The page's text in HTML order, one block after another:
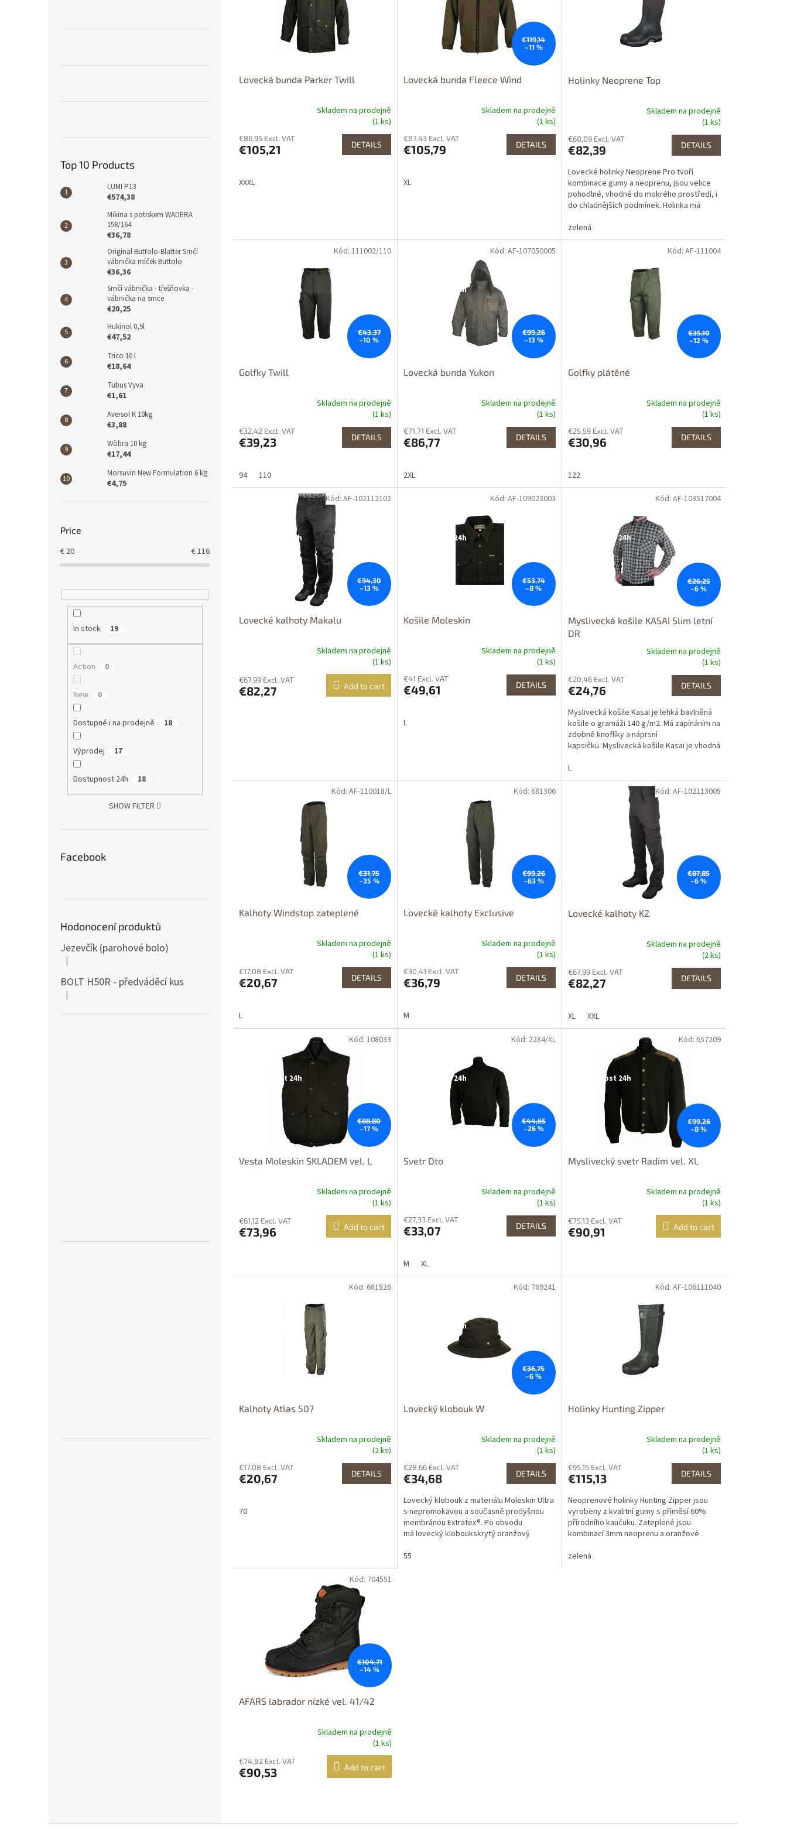
Top 10 Products
LUMI P13
€574,38
Mikina s potiskem WADERA
158/164
€36,78
Original Buttolo-Blatter Srnčí
vábnička míček Buttolo
€36,36
Srnčí vábnička - třešňovka -
vábnička na srnce
€20,25
Hukinol 0,5l
€47,52
Trico 10 l
€18,64
Tubus Vyva
€1,61
Aversol K 10kg
€3,88
Wöbra 10 kg
€17,44
Morsuvin New Formulation 6 kg
€4,75
Price
€ 20 €116
In stock 19
Action 0
New 0
Dostupné i na prodejně 18
Výprodej 17
Dostupnost 24h 18
SHOW FILTER
Facebook
Hodonocení produktů
Jezevčík (parohové bolo)
The product rating is 5 out of 5 stars.
|
BOLT H50R - předváděcí kus
The product rating is 5 out of 5 stars.
|
Lovecká bunda Parker Twill
Skladem na prodejně
(1 ks)
€86,95 Excl. VAT
€105,21 DETAILS
XXXL
€119,14
–11 %
Lovecká bunda Fleece Wind
Skladem na prodejně
(1 ks)
€87,43 Excl. VAT
€105,79 DETAILS
XL
Holinky Neoprene Top
Skladem na prodejně
(1 ks)
€68,09 Excl. VAT
€82,39 DETAILS
Lovecké holinky Neoprene Pro tvoří
kombinace gumy a neoprenu, jsou velice
pohodlné, vhodné do mokrého prostředí, i
do chladnějších podmínek. Holinka má
zelená
Dostupnost 24h
€43,37
–10 %
Golfky Twill
Skladem na prodejně
(1 ks)
€32,42 Excl. VAT
€39,23 DETAILS
94 110
Kód: 111002/110
Dostupnost 24h
€99,26
–13 %
Lovecká bunda Yukon
Skladem na prodejně
(1 ks)
€71,71 Excl. VAT
€86,77 DETAILS
2XL
Kód: AF-107050005
Dostupnost 24h
€35,10
–12 %
Golfky plátěné
Skladem na prodejně
(1 ks)
€25,59 Excl. VAT
€30,96 DETAILS
122
Kód: AF-111004
Dostupné i na
Dostupnost 24h
€94,30
–13 %
Lovecké kalhoty Makalu
Skladem na prodejně
(1 ks)
€67,99 Excl. VAT
€82,27 Add to cart
Kód: AF-102112102
Dostupnost 24h
€53,74
–8 %
Košile Moleskin
Skladem na prodejně
(1 ks)
€41 Excl. VAT
€49,61 DETAILS
L
Kód: AF-109023003
Dostupnost 24h
€26,25
–6 %
Myslivecká košile KASAI Slim letní
DR
Skladem na prodejně
(1 ks)
€20,46 Excl. VAT
€24,76 DETAILS
Myslivecká košile Kasai je lehká bavlněná
košile o gramáži 140 g/m2. Má zapínáním na
zdobné knoflíky a náprsní
kapsičku. Myslivecká košile Kasai je vhodná
L
Kód: AF-103517004
Dostupnost 24h
€31,75
–35 %
Kalhoty Windstop zateplené
Skladem na prodejně
(1 ks)
€17,08 Excl. VAT
€20,67 DETAILS
L
Kód: AF-110018/L
Dostupnost 24h
€99,26
–63 %
Lovecké kalhoty Exclusive
Skladem na prodejně
(1 ks)
€30,41 Excl. VAT
€36,79 DETAILS
M
Kód: 681306
Dostupnost 24h
€87,85
–6 %
Lovecké kalhoty K2
Skladem na prodejně
(2 ks)
€67,99 Excl. VAT
€82,27 DETAILS
XL XXL
Kód: AF-102113005
Dostupnost 24h
€88,80
–17 %
Vesta Moleskin SKLADEM vel. L
Skladem na prodejně
(1 ks)
€61,12 Excl. VAT
€73,96 Add to cart
Kód: 108033
Dostupnost 24h
€44,65
–26 %
Svetr Oto
Skladem na prodejně
(1 ks)
€27,33 Excl. VAT
€33,07 DETAILS
M XL
Kód: 2284/XL
Dostupnost 24h
€99,26
–8 %
Myslivecký svetr Radim vel. XL
Skladem na prodejně
(1 ks)
€75,13 Excl. VAT
€90,91 Add to cart
Kód: 657209
Kalhoty Atlas 507
Skladem na prodejně
(2 ks)
€17,08 Excl. VAT
€20,67 DETAILS
70
Kód: 681526
Dostupnost 24h
€36,75
–6 %
Lovecký klobouk W
Skladem na prodejně
(1 ks)
€28,66 Excl. VAT
€34,68 DETAILS
Lovecký klobouk z materiálu Moleskin Ultra
s nepromokavou a současně prodyšnou
membránou Extratex®. Po obvodu
má lovecký kloboukskrytý oranžový
55
Kód: 769241
Holinky Hunting Zipper
Skladem na prodejně
(1 ks)
€95,15 Excl. VAT
€115,13 DETAILS
Neoprenové holinky Hunting Zipper jsou
vyrobeny z kvalitní gumy s příměsí 60%
přírodního kaučuku. Zateplené jsou
kombinací 3mm neoprenu a oranžové
zelená
Kód: AF-106111040
€104,71
–14 %
AFARS labrador nízké vel. 41/42
Skladem na prodejně
(1 ks)
€74,82 Excl. VAT
€90,53 Add to cart
Kód: 704551
i